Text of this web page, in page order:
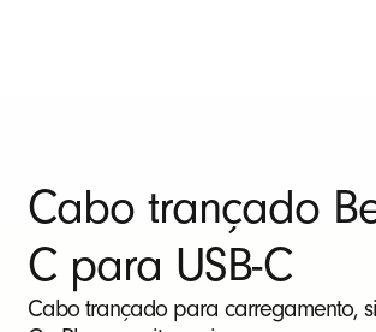
Cabo trançado
C para USB-C
Cabo trançado para carregamento,